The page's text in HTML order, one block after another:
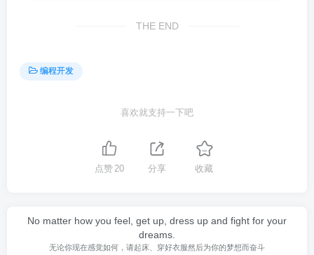
THE END
编程开发
喜欢就支持一下吧
点赞20 分享 收藏
No matter how you feel, get up, dress up and fight for your
dreams.
无论你现在感觉如何，请起床、穿好衣服然后为你的梦想而奋斗